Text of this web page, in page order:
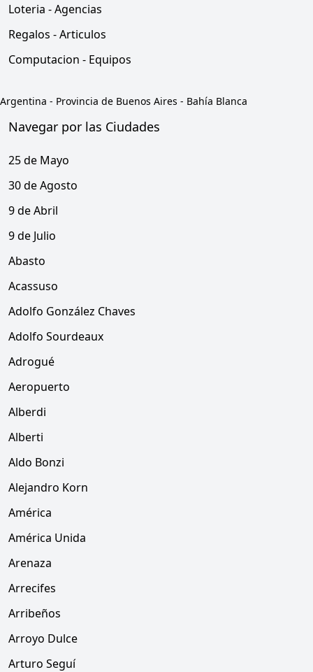
Loteria - Agencias
Regalos - Articulos
Computacion - Equipos
Argentina - Provincia de Buenos Aires - Bahía Blanca
Navegar por las Ciudades
25 de Mayo
30 de Agosto
9 de Abril
9 de Julio
Abasto
Acassuso
Adolfo González Chaves
Adolfo Sourdeaux
Adrogué
Aeropuerto
Alberdi
Alberti
Aldo Bonzi
Alejandro Korn
América
América Unida
Arenaza
Arrecifes
Arribeños
Arroyo Dulce
Arturo Seguí